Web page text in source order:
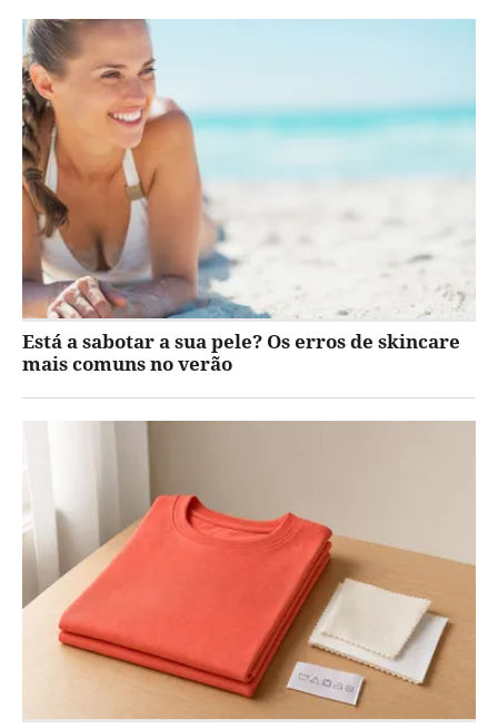
Está a sabotar a sua pele? Os erros de skincare
mais comuns no verão